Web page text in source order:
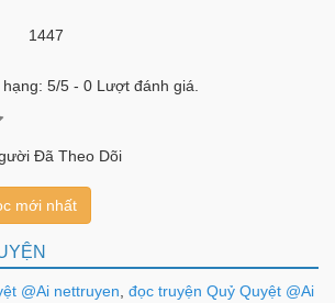
1447
5/5 - 0 Lượt đánh giá.
Đã Theo Dõi
mới nhất
@Ai nettruyen đọc truyện Quỷ Quyệt @Ai